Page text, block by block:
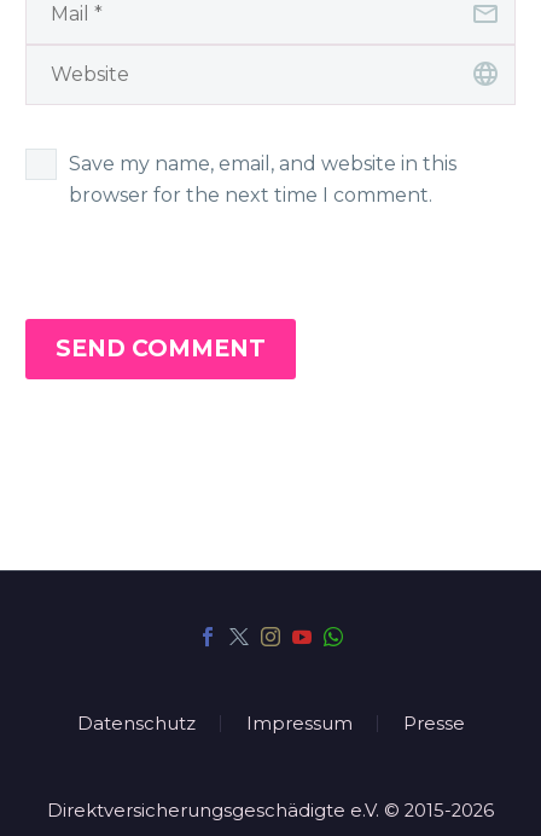
Save my name, email, and website in this
browser for the next time I comment.
SEND COMMENT
Datenschutz Impressum Presse
Direktversicherungsgeschädigte e.V. © 2015-2026